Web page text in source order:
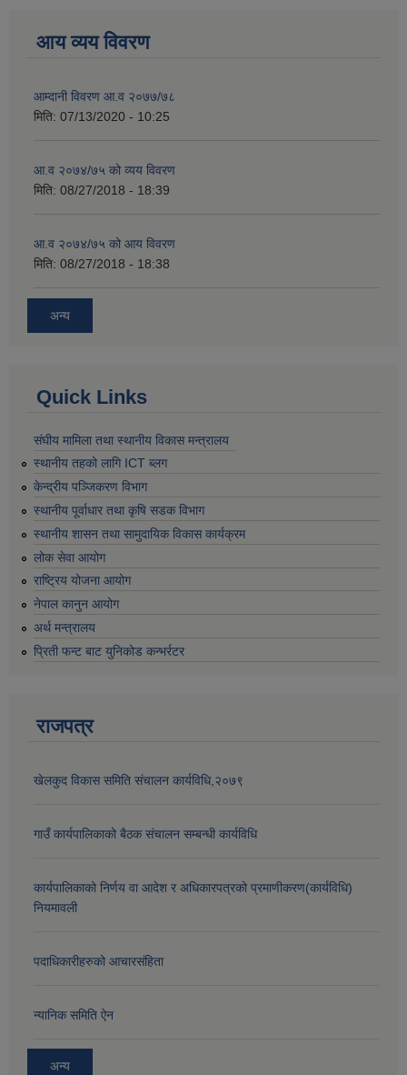
आय व्यय विवरण
आम्दानी विवरण आ.व २०७७/७८
मिति: 07/13/2020 - 10:25
आ.व २०७४/७५ को व्यय विवरण
मिति: 08/27/2018 - 18:39
आ.व २०७४/७५ को आय विवरण
मिति: 08/27/2018 - 18:38
अन्य
Quick Links
संघीय मामिला तथा स्थानीय विकास मन्त्रालय
स्थानीय तहको लागि ICT ब्लग
केन्द्रीय पञ्जिकरण विभाग
स्थानीय पूर्वाधार तथा कृषि सडक विभाग
स्थानीय शासन तथा सामुदायिक विकास कार्यक्रम
लोक सेवा आयोग
राष्ट्रिय योजना आयोग
नेपाल कानुन आयोग
अर्थ मन्त्रालय
प्रिती फन्ट बाट युनिकोड कन्भर्रटर
राजपत्र
खेलकुद विकास समिति संचालन कार्यविधि,२०७९
गाउँ कार्यपालिकाको बैठक संचालन सम्बन्धी कार्यविधि
कार्यपालिकाको निर्णय वा आदेश र अधिकारपत्रको प्रमाणीकरण(कार्यविधि)
नियमावली
पदाधिकारीहरुको आचारसंहिता
न्यानिक समिति ऐन
अन्य